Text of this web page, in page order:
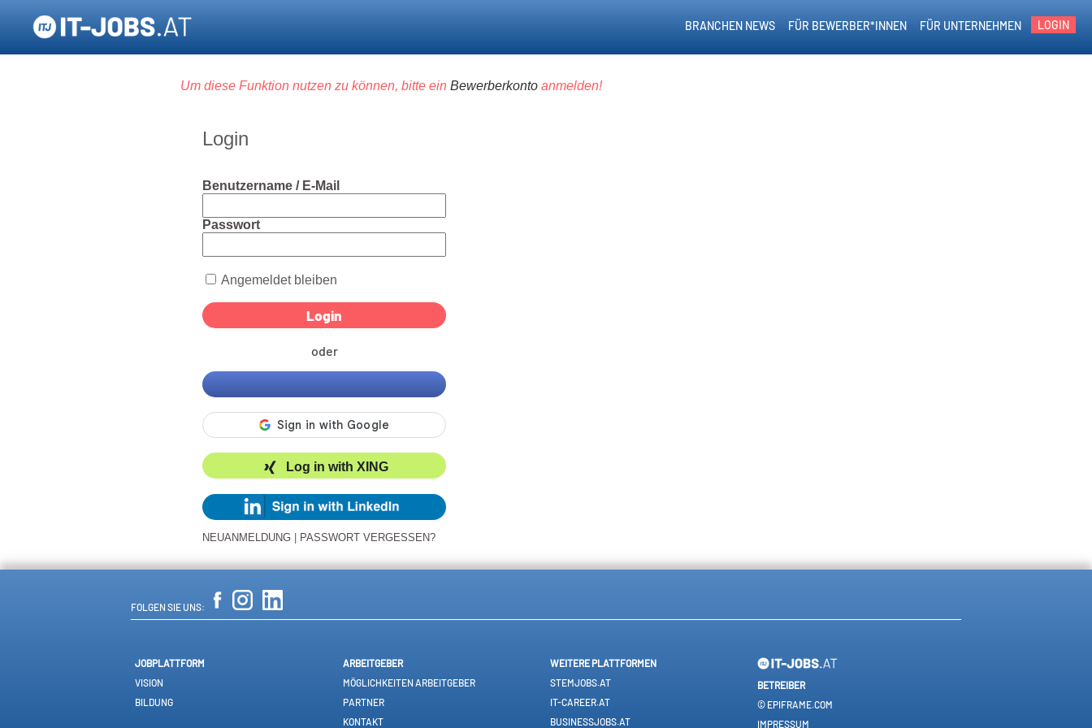
LOGIN
FÜR UNTERNEHMEN
FÜR BEWERBER*INNEN
BRANCHEN NEWS
Um diese Funktion nutzen zu können, bitte ein Bewerberkonto anmelden!
Login
Benutzername / E-Mail
Passwort
Angemeldet bleiben
oder
Log in with XING
NEUANMELDUNG PASSWORT VERGESSEN?
FOLGEN SIE UNS:
JOBPLATTFORM
VISION
BILDUNG
ARBEITGEBER
MÖGLICHKEITEN ARBEITGEBER
PARTNER
KONTAKT
WEITERE PLATTFORMEN
STEMJOBS.AT
IT-CAREER.AT
BUSINESSJOBS.AT
BETREIBER
© EPIFRAME.COM
IMPRESSUM